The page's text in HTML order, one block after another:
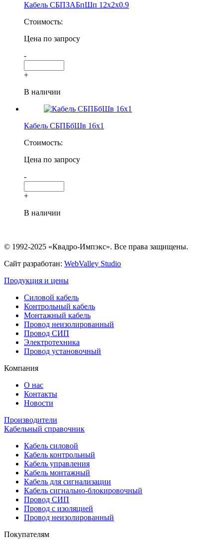
Кабель СБПЗАБпШп 12х2х0.9
Стоимость:
Цена по запросу
-
+
В наличии
Кабель СБПБбШв 16х1
Стоимость:
Цена по запросу
-
+
В наличии
© 1992-2025 «Квадро-Импэкс». Все права защищены.
Сайт разработан: WebValley Studio
Продукция и цены
Силовой кабель
Контрольный кабель
Монтажный кабель
Провод неизолированный
Провод СИП
Электротехника
Провод установочный
Компания
О нас
Контакты
Новости
Производители
Кабельный справочник
Кабель силовой
Кабель контрольный
Кабель управления
Кабель монтажный
Кабель для сигнализации
Кабель сигнально-блокировочный
Провод СИП
Провод с изоляцией
Провод неизолированный
Покупателям